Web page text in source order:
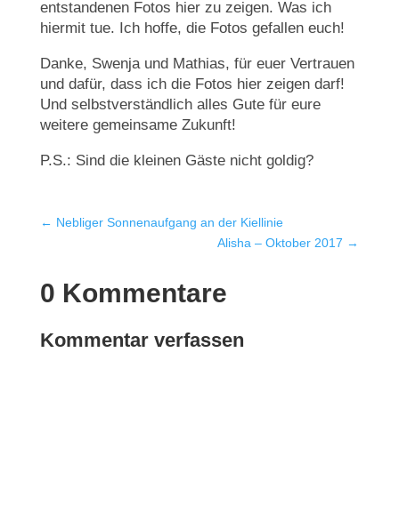
entstandenen Fotos hier zu zeigen. Was ich
hiermit tue. Ich hoffe, die Fotos gefallen euch!
Danke, Swenja und Mathias, für euer Vertrauen
und dafür, dass ich die Fotos hier zeigen darf!
Und selbstverständlich alles Gute für eure
weitere gemeinsame Zukunft!
P.S.: Sind die kleinen Gäste nicht goldig?
← Nebliger Sonnenaufgang an der Kiellinie
Alisha – Oktober 2017 →
0 Kommentare
Kommentar verfassen